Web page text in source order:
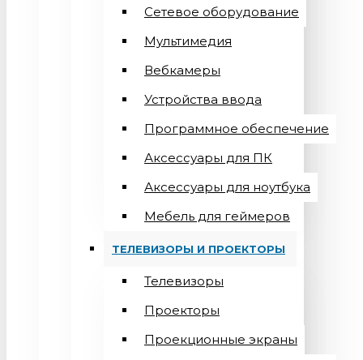
Сетевое оборудование
Мультимедия
Вебкамеры
Устройства ввода
Программное обеспечение
Аксессуары для ПК
Аксессуары для ноутбука
Мебель для геймеров
ТЕЛЕВИЗОРЫ И ПРОЕКТОРЫ
Телевизоры
Проекторы
Проекционные экраны